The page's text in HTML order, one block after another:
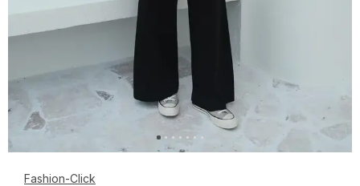
Fashion-Click